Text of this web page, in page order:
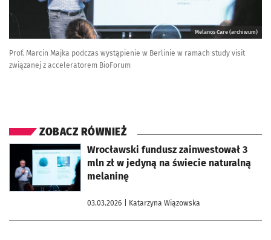
Melanos Care (archiwum)
Prof. Marcin Majka podczas wystąpienie w Berlinie w ramach study visit
związanej z acceleratorem BioForum
ZOBACZ RÓWNIEŻ
Wrocławski fundusz zainwestował 3
mln zł w jedyną na świecie naturalną
melaninę
03.03.2026 | Katarzyna Wiązowska
otworzy się w nowej karcie